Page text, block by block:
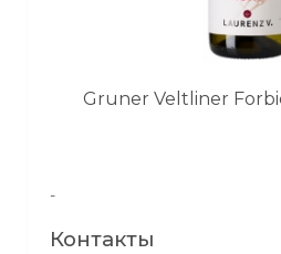
Gruner Veltliner
-
Контакты